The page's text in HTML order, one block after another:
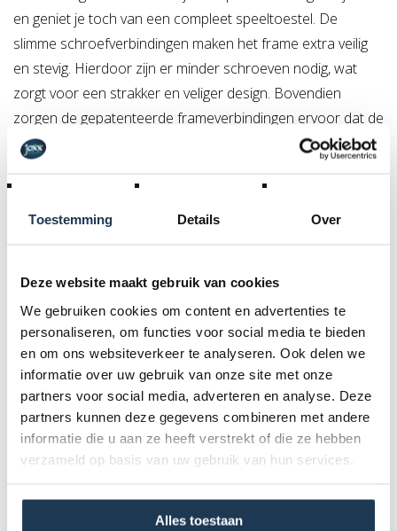
Toestemming Details Over
Deze website maakt gebruik van cookies
We gebruiken cookies om content en advertenties te
personaliseren, om functies voor social media te bieden
en om ons websiteverkeer te analyseren. Ook delen we
informatie over uw gebruik van onze site met onze
partners voor social media, adverteren en analyse. Deze
partners kunnen deze gegevens combineren met andere
informatie die u aan ze heeft verstrekt of die ze hebben
verzameld op basis van uw gebruik van hun services.
Alles toestaan
en geniet je toch van een compleet speeltoestel. De
slimme schroefverbindingen maken het frame extra veilig
en stevig. Hierdoor zijn er minder schroeven nodig, wat
zorgt voor een strakker en veliger design. Bovendien
zorgen de gepatenteerde frameverbindingen ervoor dat de
schroeven stevig vastzitten en niet uitsteken en dat er geen
Het frame van de BERG PlayBase is ontworpen als
kunt. Wil je sporten? Dan kies je voor accessoires zoals
veelvoud aan klim- en schommelaccessoires beschikbaar,
zoals een klimmuur en diverse schommels.
Eenvoudig installatie zonder beton
Met de BERG PlayBase geniet je van gemak en
duurzaamheid. Voor de installatie heb je geen beton nodig.
Het brede onderstel zorgt namelijk voor een stevige